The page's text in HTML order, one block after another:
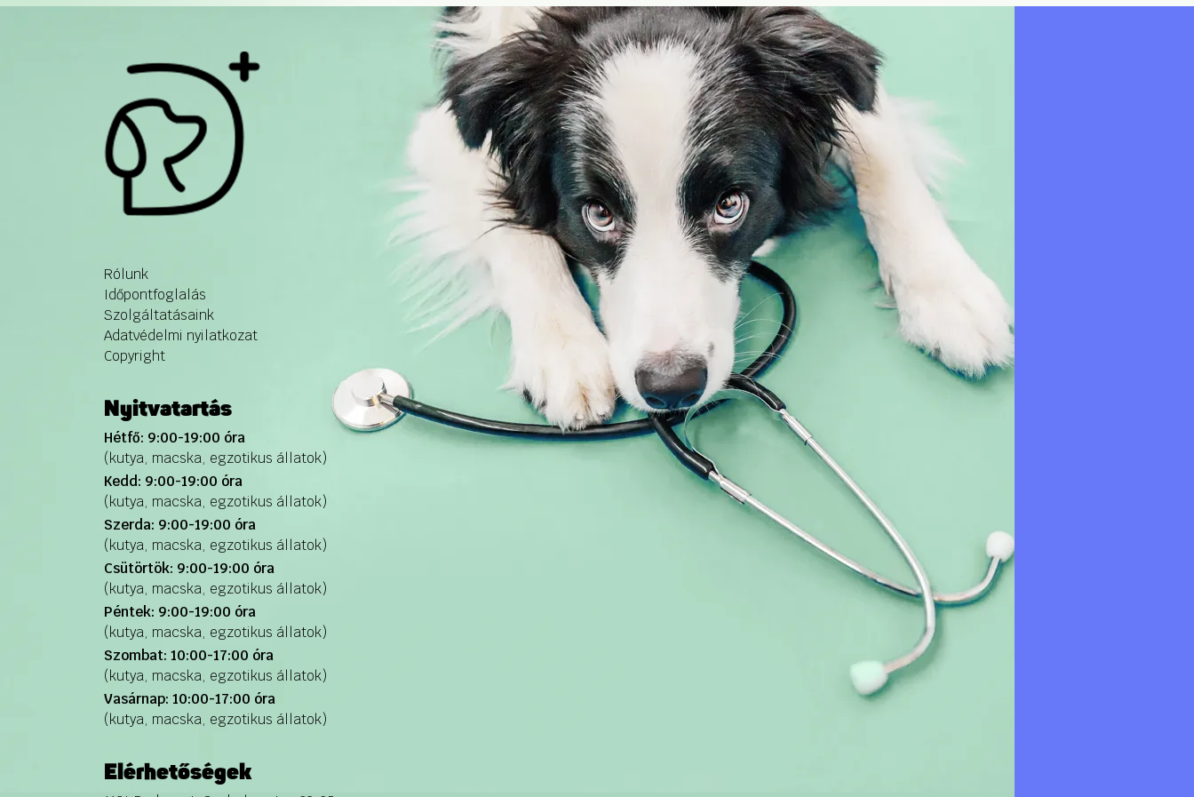
Rólunk
Időpontfoglalás
Szolgáltatásaink
Adatvédelmi nyilatkozat
Copyright
Nyitvatartás
Hétfő: 9:00-19:00 óra
(kutya, macska, egzotikus állatok)
Kedd: 9:00-19:00 óra
(kutya, macska, egzotikus állatok)
Szerda: 9:00-19:00 óra
(kutya, macska, egzotikus állatok)
Csütörtök: 9:00-19:00 óra
(kutya, macska, egzotikus állatok)
Péntek: 9:00-19:00 óra
(kutya, macska, egzotikus állatok)
Szombat: 10:00-17:00 óra
(kutya, macska, egzotikus állatok)
Vasárnap: 10:00-17:00 óra
(kutya, macska, egzotikus állatok)
Elérhetőségek